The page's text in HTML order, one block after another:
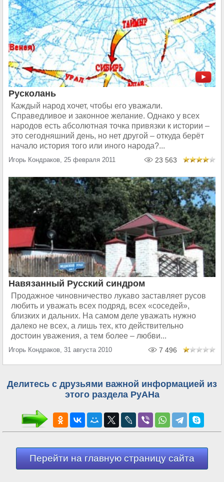
Русколань
Каждый народ хочет, чтобы его уважали.
Справедливое и законное желание. Однако у всех
народов есть абсолютная точка привязки к истории –
это сегодняшний день, но нет другой – откуда берёт
начало история того или иного народа?...
Игорь Кондраков, 25 февраля 2011 23 563
Навязанный Русский синдром
Продажное чиновничество лукаво заставляет русов
любить и уважать всех подряд, всех «соседей»,
близких и дальних. На самом деле уважать нужно
далеко не всех, а лишь тех, кто действительно
достоин уважения, а тем более – любви...
Игорь Кондраков, 31 августа 2010 7 496
Делитесь с друзьями важной информацией из
этого раздела РуАНа
Перейти на главную страницу сайта